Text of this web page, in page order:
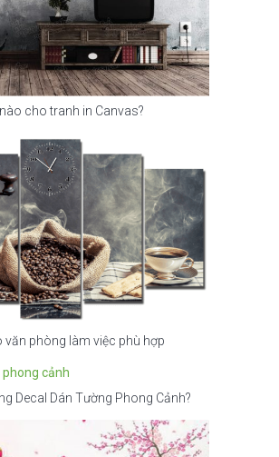
cho tranh in Canvas?
văn phòng làm việc phù hợp
Decal Dán Tường Phong Cảnh?